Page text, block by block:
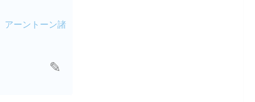
アーントーン諸